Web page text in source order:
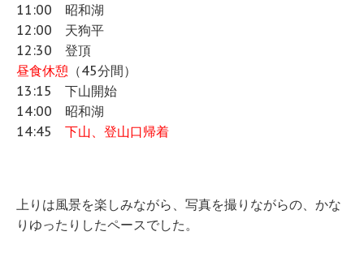
11:00 昭和湖
12:00 天狗平
12:30 登頂
昼食休憩 （45分間）
13:15 下山開始
14:00 昭和湖
14:45 下山、登山口帰着
上りは風景を楽しみながら、写真を撮りながらの、かな
りゆったりしたペースでした。